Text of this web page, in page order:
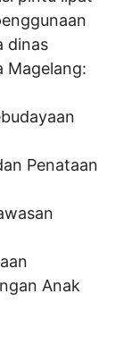
dinas
Magelang:
Penataan
Anak